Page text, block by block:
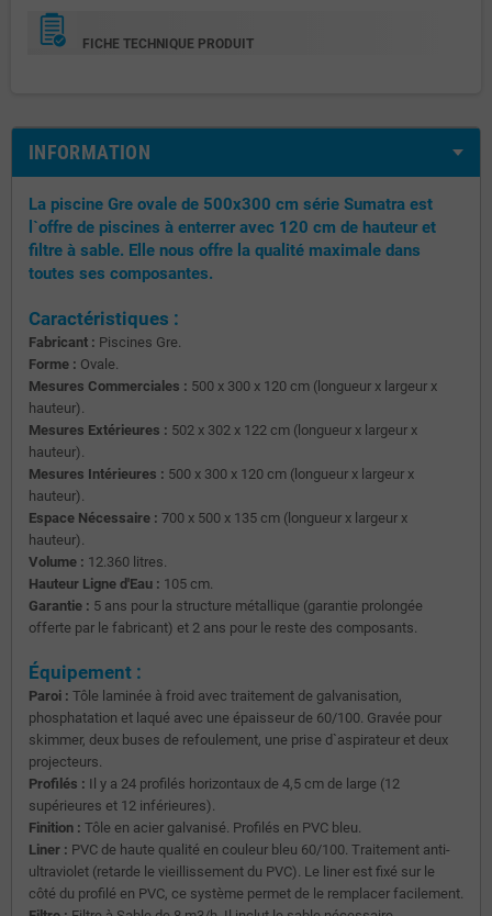
FICHE TECHNIQUE PRODUIT
INFORMATION
La piscine Gre ovale de 500x300 cm série Sumatra est
l`offre de piscines à enterrer avec 120 cm de hauteur et
filtre à sable. Elle nous offre la qualité maximale dans
toutes ses composantes.
Caractéristiques :
Fabricant : Piscines Gre.
Forme : Ovale.
Mesures Commerciales : 500 x 300 x 120 cm (longueur x largeur x
hauteur).
Mesures Extérieures : 502 x 302 x 122 cm (longueur x largeur x
hauteur).
Mesures Intérieures : 500 x 300 x 120 cm (longueur x largeur x
hauteur).
Espace Nécessaire : 700 x 500 x 135 cm (longueur x largeur x
hauteur).
Volume : 12.360 litres.
Hauteur Ligne d'Eau : 105 cm.
Garantie : 5 ans pour la structure métallique (garantie prolongée
offerte par le fabricant) et 2 ans pour le reste des composants.
Équipement :
Paroi : Tôle laminée à froid avec traitement de galvanisation,
phosphatation et laqué avec une épaisseur de 60/100. Gravée pour
skimmer, deux buses de refoulement, une prise d`aspirateur et deux
projecteurs.
Profilés : Il y a 24 profilés horizontaux de 4,5 cm de large (12
supérieures et 12 inférieures).
Finition : Tôle en acier galvanisé. Profilés en PVC bleu.
Liner : PVC de haute qualité en couleur bleu 60/100. Traitement anti-
ultraviolet (retarde le vieillissement du PVC). Le liner est fixé sur le
côté du profilé en PVC, ce système permet de le remplacer facilement.